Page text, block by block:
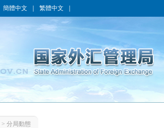
簡體中文 繁體中文
> 分局動態